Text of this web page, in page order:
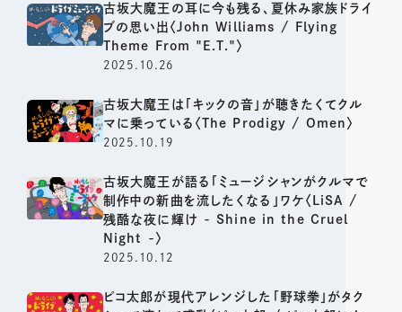
古坂大魔王の耳に今も残る、夏休み家族ドライ
ブの思い出〈John Williams / Flying
Theme From "E.T."〉
2025.10.26
古坂大魔王は「キックの音」が聴きたくてクル
マに乗っている〈The Prodigy / Omen〉
2025.10.19
古坂大魔王が語る「ミュージシャンがクルマで
制作中の新曲を流したくなる」ワケ〈LiSA /
残酷な夜に輝け - Shine in the Cruel
Night -〉
2025.10.12
ピコ太郎が現代アレンジした「野球拳」がタク